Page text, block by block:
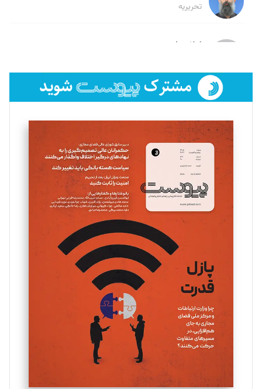
تحریریه
لیلا حنارود
فائزه فتحی رستمی
تحریریه
سروش کرمیان
تحریریه
مینا پاکدل
یسنا امان‌پور
تحریریه
ملینا جعفری
تحریریه
مصطفی مسجدی آرانی